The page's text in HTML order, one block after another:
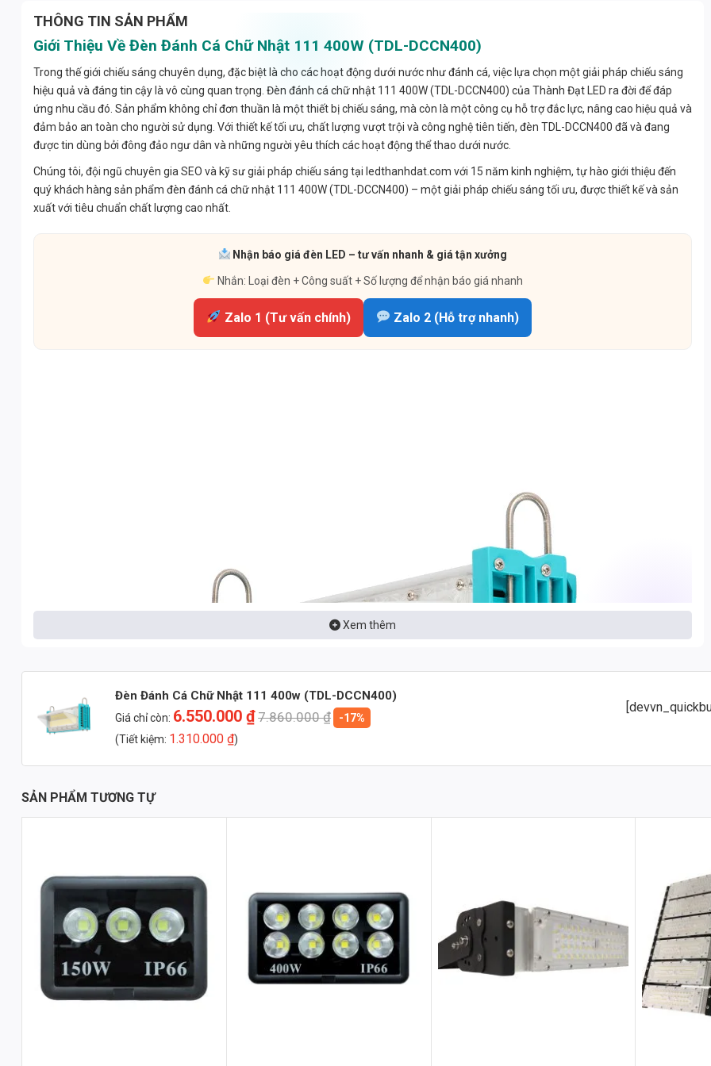
THÔNG TIN SẢN PHẨM
Giới Thiệu Về Đèn Đánh Cá Chữ Nhật 111 400W (TDL-DCCN400)
Trong thế giới chiếu sáng chuyên dụng, đặc biệt là cho các hoạt động dưới nước như đánh cá, việc lựa chọn một giải pháp chiếu sáng
hiệu quả và đáng tin cậy là vô cùng quan trọng. Đèn đánh cá chữ nhật 111 400W (TDL-DCCN400) của Thành Đạt LED ra đời để đáp
ứng nhu cầu đó. Sản phẩm không chỉ đơn thuần là một thiết bị chiếu sáng, mà còn là một công cụ hỗ trợ đắc lực, nâng cao hiệu quả và
đảm bảo an toàn cho người sử dụng. Với thiết kế tối ưu, chất lượng vượt trội và công nghệ tiên tiến, đèn TDL-DCCN400 đã và đang
được tin dùng bởi đông đảo ngư dân và những người yêu thích các hoạt động thể thao dưới nước.
Chúng tôi, đội ngũ chuyên gia SEO và kỹ sư giải pháp chiếu sáng tại ledthanhdat.com với 15 năm kinh nghiệm, tự hào giới thiệu đến
quý khách hàng sản phẩm đèn đánh cá chữ nhật 111 400W (TDL-DCCN400) – một giải pháp chiếu sáng tối ưu, được thiết kế và sản
xuất với tiêu chuẩn chất lượng cao nhất.
Nhận báo giá đèn LED – tư vấn nhanh & giá tận xưởng
Nhắn: Loại đèn + Công suất + Số lượng để nhận báo giá nhanh
Zalo 1 (Tư vấn chính) Zalo 2 (Hỗ trợ nhanh)
Xem thêm
Đèn Đánh Cá Chữ Nhật 111 400w (TDL-DCCN400)
Giá chỉ còn: 6.550.000₫7.860.000₫
-17%
(Tiết kiệm: 1.310.000₫)
SẢN PHẨM TƯƠNG TỰ